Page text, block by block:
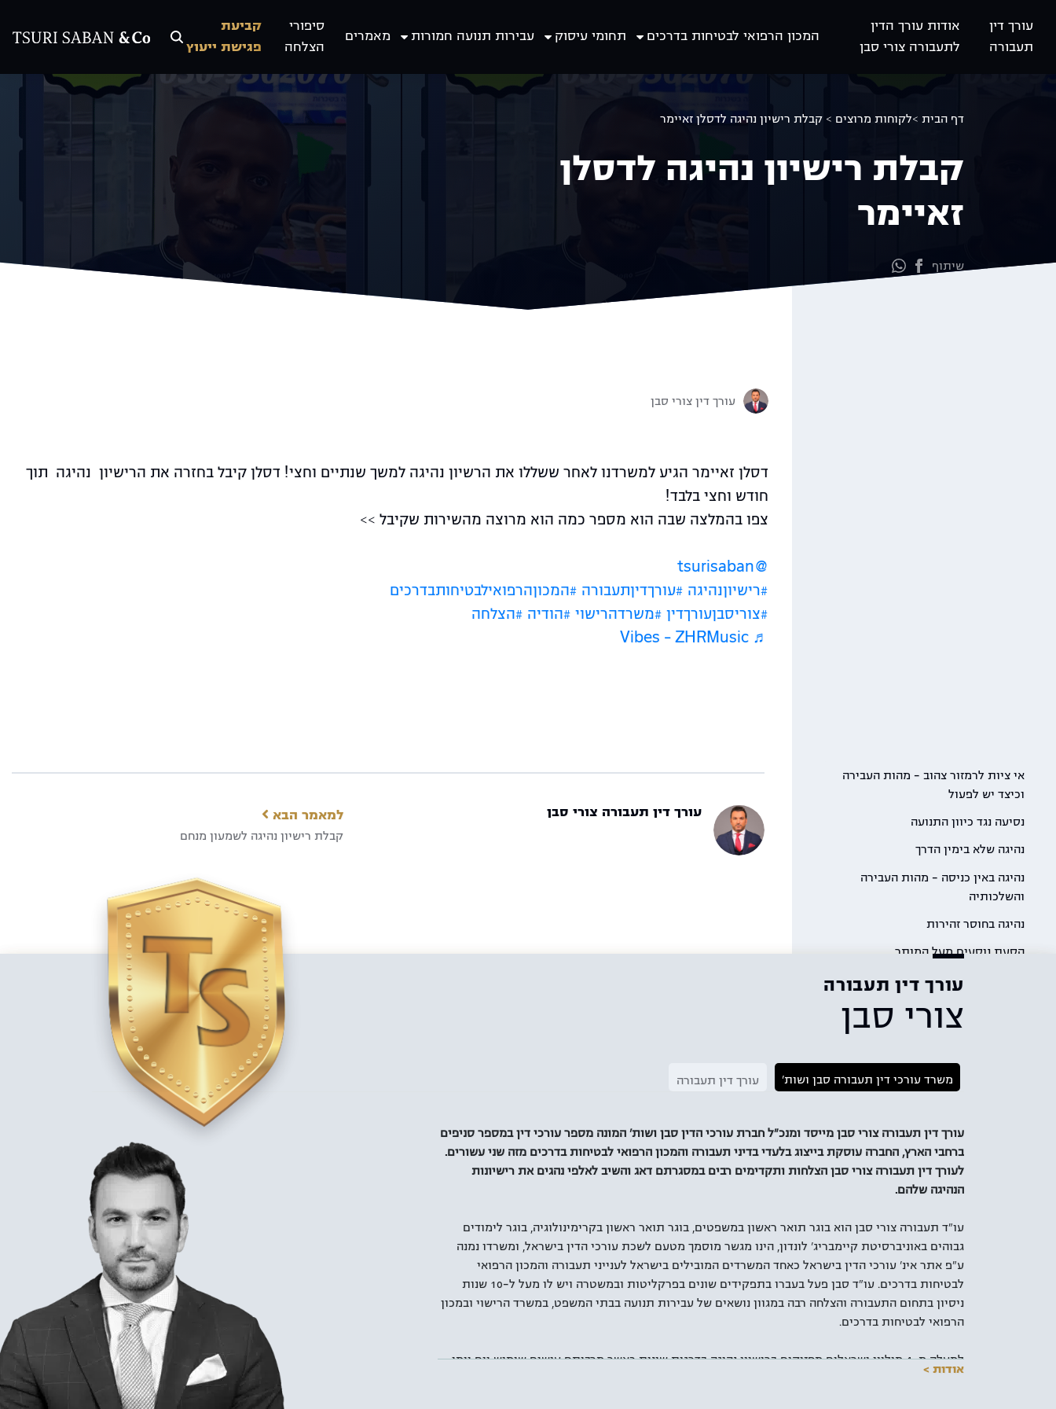
content
עורך דין
תעבורה
אודות עורך הדין
לתעבורה צורי סבן
המכון הרפואי לבטיחות בדרכים תחומי עיסוק עבירות תנועה חמורות מאמרים
סיפורי
הצלחה
קביעת
פגישת ייעוץ
דף הבית >לקוחות מרוצים > קבלת רישיון נהיגה לדסלן זאיימר
קבלת רישיון נהיגה לדסלן
זאיימר
שיתוף
אי ציות לרמזור צהוב – מהות העבירה
וכיצד יש לפעול
נסיעה נגד כיוון התנועה
נהיגה שלא בימין הדרך
נהיגה באין כניסה – מהות העבירה
והשלכותיה
נהיגה בחוסר זהירות
הסעת נוסעים מעל המותר
עורך דין צורי סבן
דסלן זאיימר הגיע למשרדנו לאחר ששללו את הרשיון נהיגה למשך שנתיים וחצי! דסלן קיבל בחזרה את הרישיון נהיגה תוך
חודש וחצי בלבד!
צפו בהמלצה שבה הוא מספר כמה הוא מרוצה מהשירות שקיבל >>
@tsurisaban
#רישיוןנהיגה #עורךדיןתעבורה #המכוןהרפואילבטיחותבדרכים
#צוריסבןעורךדין #משרדהרישוי #הודיה #הצלחה
♬ Vibes – ZHRMusic
עורך דין תעבורה צורי סבן למאמר הבא
קבלת רישיון נהיגה לשמעון מנחם
עורך דין תעבורה
צורי סבן
משרד עורכי דין תעבורה סבן ושות' עורך דין תעבורה
עורך דין תעבורה צורי סבן מייסד ומנכ"ל חברת עורכי הדין סבן ושות' המונה מספר עורכי דין במספר סניפים
ברחבי הארץ, החברה עוסקת בייצוג בלעדי בדיני תעבורה והמכון הרפואי לבטיחות בדרכים מזה שני עשורים.
לעורך דין תעבורה צורי סבן הצלחות ותקדימים רבים במסגרתם דאג והשיב לאלפי נהגים את רישיונות
הנהיגה שלהם.
עו"ד תעבורה צורי סבן הוא בוגר תואר ראשון במשפטים, בוגר תואר ראשון בקרימינולוגיה, בוגר לימודים
גבוהים באוניברסיטת קיימבריג' לונדון, הינו מגשר מוסמך מטעם לשכת עורכי הדין בישראל, ומשרדו נמנה
ע"פ אתר אינ' עורכי הדין בישראל כאחד המשרדים המובילים בישראל לענייני תעבורה והמכון הרפואי
לבטיחות בדרכים. עו"ד סבן פעל בעברו בתפקידים שונים בפרקליטות ובמשטרה ויש לו מעל ל-10 שנות
ניסיון בתחום התעבורה והצלחה רבה במגוון נושאים של עבירות תנועה בבתי המשפט, במשרד הרישוי ובמכון
הרפואי לבטיחות בדרכים.
למעלה מ-4 מיליון ישראלים מחזיקים ברישיון נהיגה בדרגות שונות כאשר מרביתם עושים שימוש יום יומי
אודות >